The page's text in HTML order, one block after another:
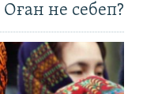
не себеп?